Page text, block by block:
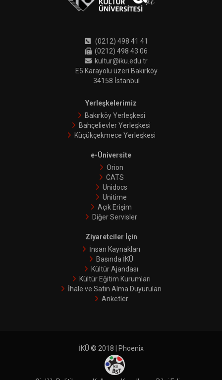
(0212) 498 41 41
(0212) 498 43 06
kultur@iku.edu.tr
E5 Karayolu üzeri Bakırköy
34158 İstanbul
Yerleşkelerimiz
Bakırköy Yerleşkesi
Bahçelievler Yerleşkesi
Küçükçekmece Yerleşkesi
e-Üniversite
Orion
CATS
Unidocs
Unitime
Açık Erişim
Diğer Servisler
Ziyaretciler İçin
İnsan Kaynakları
Basında İKÜ
Kültür Ajandası
Kültür Eğitim Kurumları
İhale ve Satın Alma Duyuruları
Anketler
İKÜ © 2018 | Phoenix